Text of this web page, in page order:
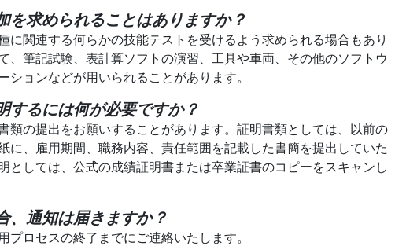
を求められることはありますか？
に関連する何らかの技能テストを受けるよう求められる場合もあり
、筆記試験、表計算ソフトの演習、工具や車両、その他のソフトウ
ションなどが用いられることがあります。
するには何が必要ですか？
類の提出をお願いすることがあります。証明書類としては、以前の
に、雇用期間、職務内容、責任範囲を記載した書簡を提出していた
としては、公式の成績証明書または卒業証書のコピーをスキャンし
、通知は届きますか？
プロセスの終了までにご連絡いたします。